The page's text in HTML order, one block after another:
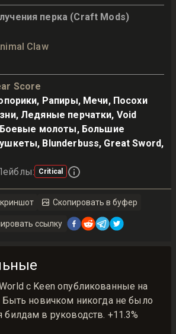
перка (Craft Mods)
Claw
Score
Рапиры, Мечи, Посохи
Ледяные перчатки, Void
Боевые молоты, Большие
Blunderbuss, Great Sword,
: Critical
Скопировать в буфер
ссылку
с Keen опубликованные на
Быть новичком никогда не было
билдам в руководств. +11.3%